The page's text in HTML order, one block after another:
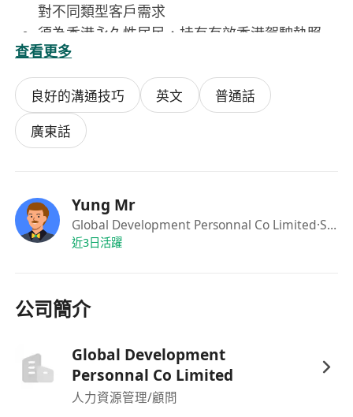
對不同類型客戶需求
須為香港永久性居民，持有有效香港駕駛執照
（18號牌）
可配合輪班安排，每週工作5至6天，每日工作8
小時（上午10時至晚上8時），具備基本電腦操
作能力
績及表現調整）
彈性花紅制度，銷售獎金按成交額及達標情況發
享有銀行假期及醫療保障計劃，照顧員工健康與
休假權益
查看更多
良好的溝通技巧 英文
普通話
廣東話
Yung Mr
Global Development Personnal Co Limited·Senior Consultant
近3日活躍
公司簡介
Global Development
Personnal Co Limited
人力資源管理/顧問